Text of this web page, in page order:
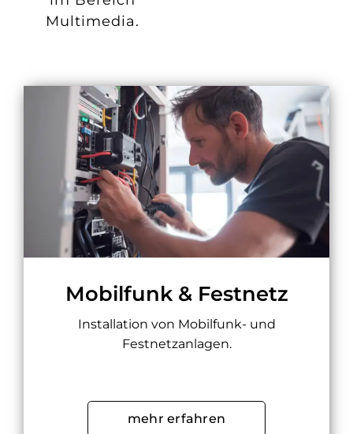
Multimedia.
Mobilfunk & Festnetz
Installation von Mobilfunk- und
Festnetzanlagen.
mehr erfahren